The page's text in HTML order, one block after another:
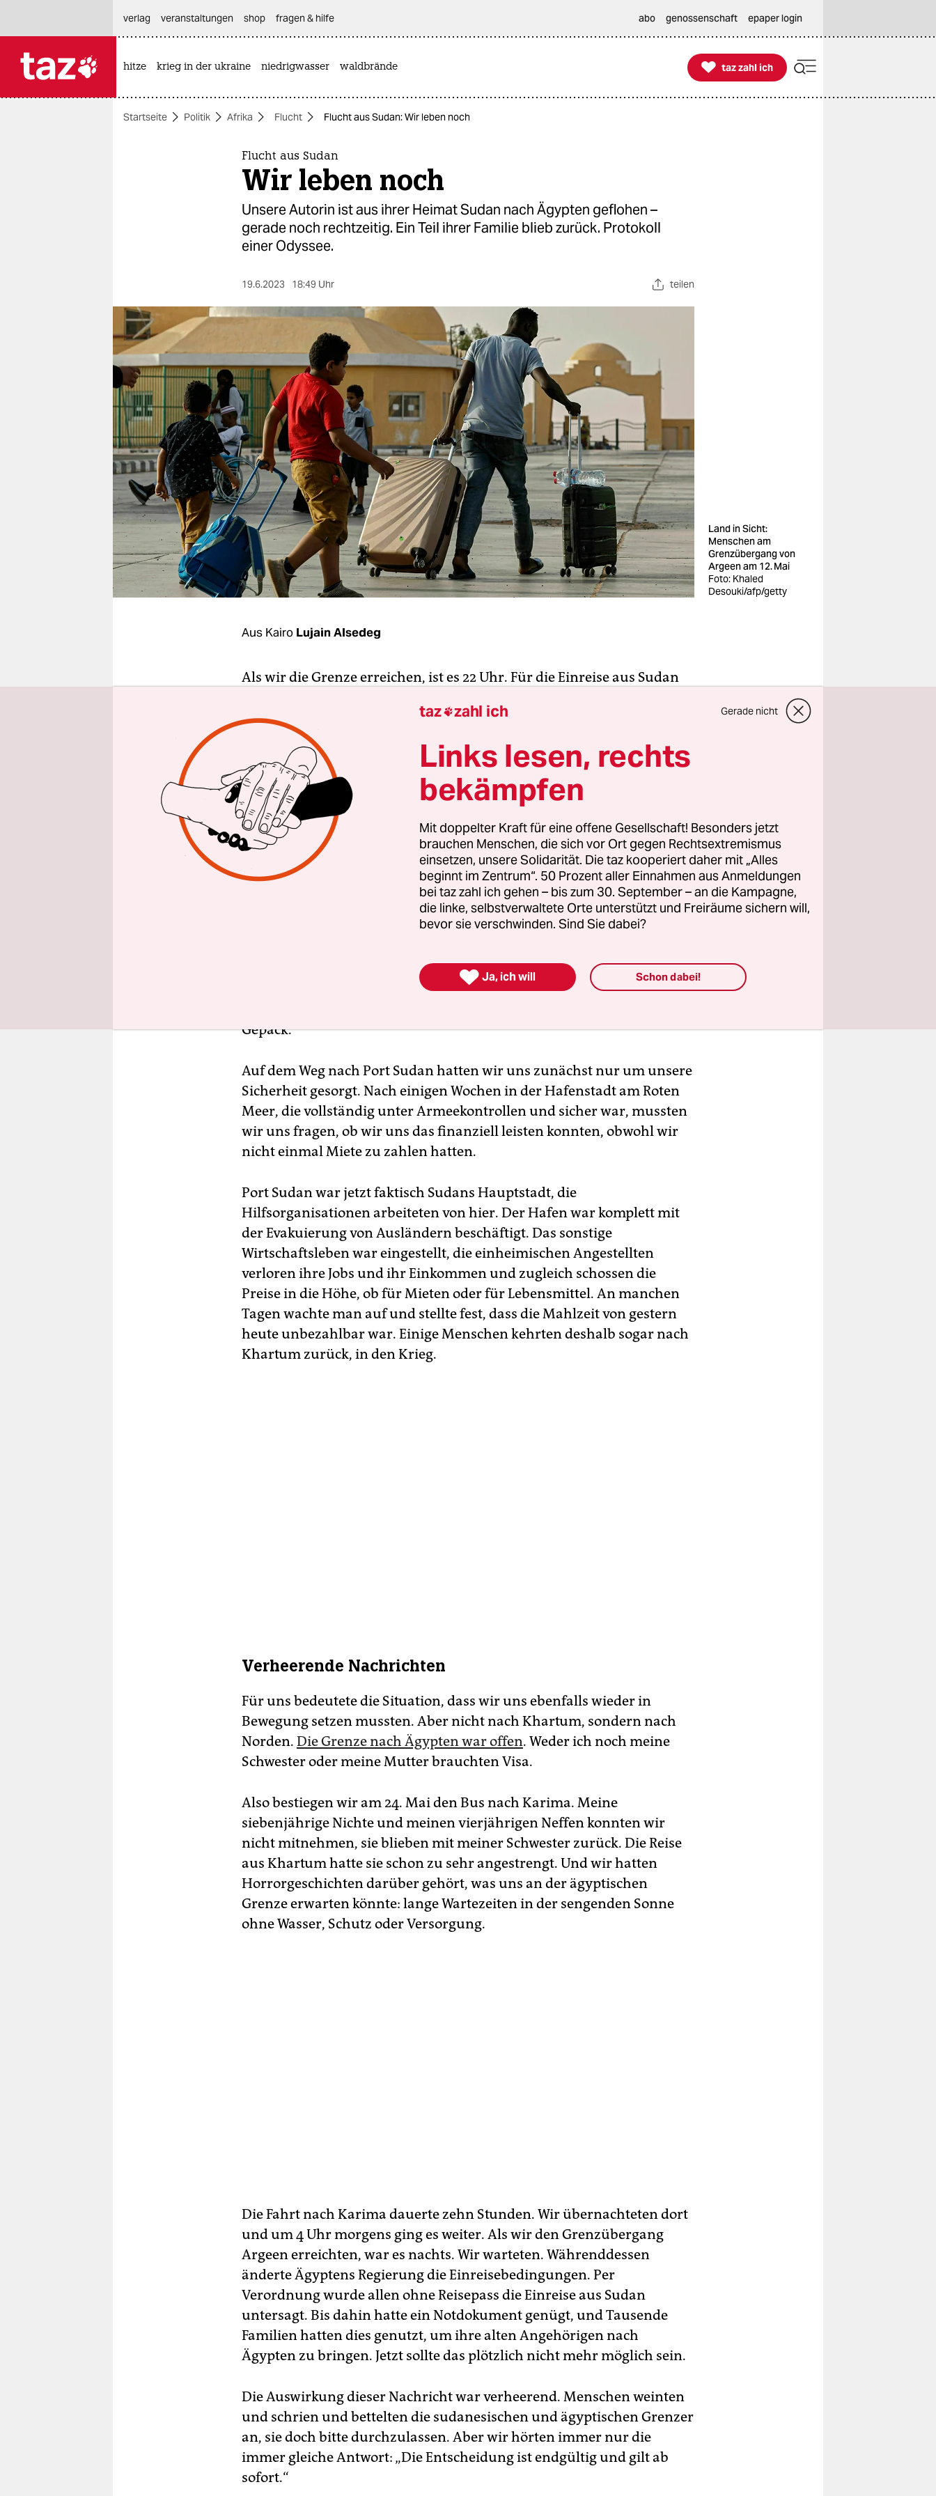
themen
berlin
nord
wahrheit
verlag
verlag
veranstaltungen
shop
fragen & hilfe
unterstützen
genossenschaft
verlag
veranstaltungen shop fragen & hilfe abo genossenschaft epaper login
hitze krieg in der ukraine niedrigwasser waldbrände 
taz zahl ich
taz zahl ich
Startseite Politik Afrika Flucht Flucht aus Sudan: Wir leben noch
Flucht aus Sudan
Wir leben noch
Unsere Autorin ist aus ihrer Heimat Sudan nach Ägypten geflohen –
gerade noch rechtzeitig. Ein Teil ihrer Familie blieb zurück. Protokoll
einer Odyssee.
19.6.2023 18:49 Uhr teilen
Land in Sicht:
Menschen am
Grenzübergang von
Ar­geen am 12. Mai
Foto: Khaled
Desouki/afp/getty
Aus Kairo Lujain Alsedeg
Als wir die Grenze erreichen, ist es 22 Uhr. Für die Einreise aus Sudan
Nummer 108.
Am 26. April habe ich mit meiner kleinen Familie Khartum verlassen
machten wir uns auf den Weg. Wir reisten über Atbara nach Port
Sudan, wo wir im Haus meiner Großmutter Zuflucht finden konnten.
Gepäck.
Auf dem Weg nach Port Sudan hatten wir uns zunächst nur um unsere
Sicherheit gesorgt. Nach einigen Wochen in der Hafenstadt am Roten
Meer, die vollständig unter Armeekontrollen und sicher war, mussten
wir uns fragen, ob wir uns das finanziell leisten konnten, obwohl wir
nicht einmal Miete zu zahlen hatten.
Port Sudan war jetzt faktisch Sudans Hauptstadt, die
Hilfsorganisationen arbeiteten von hier. Der Hafen war komplett mit
der Evakuierung von Ausländern beschäftigt. Das sonstige
Wirtschaftsleben war eingestellt, die einheimischen Angestellten
verloren ihre Jobs und ihr Einkommen und zugleich schossen die
Preise in die Höhe, ob für Mieten oder für Lebensmittel. An manchen
Tagen wachte man auf und stellte fest, dass die Mahlzeit von gestern
heute unbezahlbar war. Einige Menschen kehrten deshalb sogar nach
Khartum zurück, in den Krieg.
Verheerende Nachrichten
Für uns bedeutete die Situation, dass wir uns ebenfalls wieder in
Bewegung setzen mussten. Aber nicht nach Khartum, sondern nach
Norden. Die Grenze nach Ägypten war offen. Weder ich noch meine
Schwester oder meine Mutter brauchten Visa.
Also bestiegen wir am 24. Mai den Bus nach Karima. Meine
siebenjährige Nichte und meinen vierjährigen Neffen konnten wir
nicht mitnehmen, sie blieben mit meiner Schwester zurück. Die Reise
aus Khartum hatte sie schon zu sehr angestrengt. Und wir hatten
Horrorgeschichten darüber gehört, was uns an der ägyptischen
Grenze erwarten könnte: lange Wartezeiten in der sengenden Sonne
ohne Wasser, Schutz oder Versorgung.
Die Fahrt nach Karima dauerte zehn Stunden. Wir übernachteten dort
und um 4 Uhr morgens ging es weiter. Als wir den Grenzübergang
Argeen erreichten, war es nachts. Wir warteten. Währenddessen
änderte Ägyptens Regierung die Einreisebedingungen. Per
Verordnung wurde allen ohne Reisepass die Einreise aus Sudan
untersagt. Bis dahin hatte ein Notdokument genügt, und Tausende
Familien hatten dies genutzt, um ihre alten Angehörigen nach
Ägypten zu bringen. Jetzt sollte das plötzlich nicht mehr möglich sein.
Die Auswirkung dieser Nachricht war verheerend. Menschen weinten
und schrien und bettelten die sudanesischen und ägyptischen Grenzer
an, sie doch bitte durchzulassen. Aber wir hörten immer nur die
immer gleiche Antwort: „Die Entscheidung ist endgültig und gilt ab
sofort.“
taz zahl ich Gerade nicht
Links lesen, rechts
bekämpfen
Mit doppelter Kraft für eine offene Gesellschaft! Besonders jetzt
brauchen Menschen, die sich vor Ort gegen Rechtsextremismus
einsetzen, unsere Solidarität. Die taz kooperiert daher mit „Alles
beginnt im Zentrum“. 50 Prozent aller Einnahmen aus Anmeldungen
bei taz zahl ich gehen – bis zum 30. September – an die Kampagne,
die linke, selbstverwaltete Orte unterstützt und Freiräume sichern will,
bevor sie verschwinden. Sind Sie dabei?
 Ja, ich will Schon dabei!